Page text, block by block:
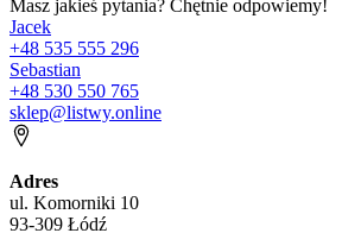
Masz jakieś pytania? Chętnie odpowiemy!
Jacek
+48 535 555 296
Sebastian
+48 530 550 765
sklep@listwy.online
Adres
ul. Komorniki 10
93-309 Łódź